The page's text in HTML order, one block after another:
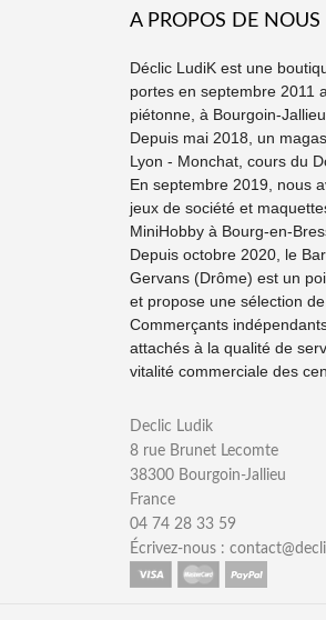
A PROPOS DE NOUS
Déclic LudiK est une
portes en septembre 2011
piétonne, à Bourgoin-
Depuis mai 2018, un
Lyon - Monchat, cours du
En septembre 2019, nous
jeux de société et
MiniHobby à Bourg-en-
Depuis octobre 2020, le
Gervans (Drôme) est un
et propose une sélection de
Commerçants
attachés à la qualité de
vitalité commerciale des
Declic Ludik
8 rue Brunet Lecomte
38300 Bourgoin-Jallieu
France
04 74 28 33 59
Écrivez-nous :